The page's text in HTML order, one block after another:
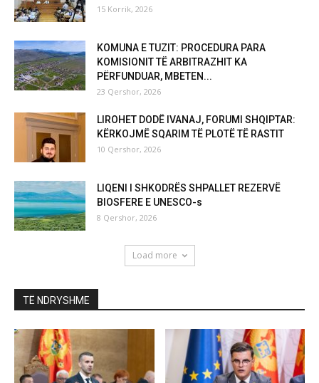
15 Korrik, 2026
KOMUNA E TUZIT: PROCEDURA PARA
KOMISIONIT TË ARBITRAZHIT KA
PËRFUNDUAR, MBETEN...
23 Qershor, 2026
LIROHET DODË IVANAJ, FORUMI SHQIPTAR:
KËRKOJMË SQARIM TË PLOTË TË RASTIT
10 Qershor, 2026
LIQENI I SHKODRËS SHPALLET REZERVË
BIOSFERE E UNESCO-s
8 Qershor, 2026
Load more
TË NDRYSHME